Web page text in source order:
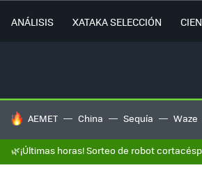
ANÁLISIS XATAKA SELECCIÓN
HOY SE HABLA DE
AEMET China Sequía Waze
🌿¡Últimas horas! Sorteo de robot